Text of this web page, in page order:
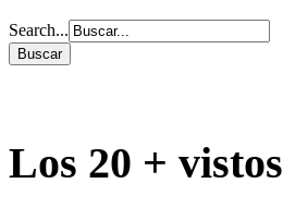
Search...
Los 20 + vistos